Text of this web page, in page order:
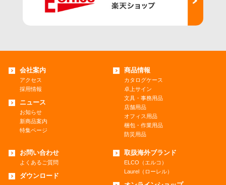
会社案内
アクセス
採用情報
ニュース
お知らせ
新商品案内
特集ページ
商品情報
カタログケース
卓上サイン
文具・事務用品
店舗用品
オフィス用品
梱包・作業用品
防災用品
お問い合わせ
よくあるご質問
ダウンロード
取扱海外ブランド
ELCO（エルコ）
Laurel（ローレル）